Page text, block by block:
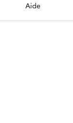
Aide